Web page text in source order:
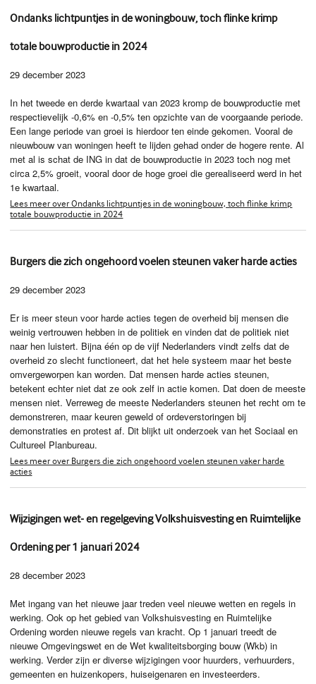
Ondanks lichtpuntjes in de woningbouw, toch flinke krimp
totale bouwproductie in 2024
29 december 2023
In het tweede en derde kwartaal van 2023 kromp de bouwproductie met
respectievelijk -0,6% en -0,5% ten opzichte van de voorgaande periode.
Een lange periode van groei is hierdoor ten einde gekomen. Vooral de
nieuwbouw van woningen heeft te lijden gehad onder de hogere rente. Al
met al is schat de ING in dat de bouwproductie in 2023 toch nog met
circa 2,5% groeit, vooral door de hoge groei die gerealiseerd werd in het
1e kwartaal.
Lees meer over Ondanks lichtpuntjes in de woningbouw, toch flinke krimp
totale bouwproductie in 2024
Burgers die zich ongehoord voelen steunen vaker harde acties
29 december 2023
Er is meer steun voor harde acties tegen de overheid bij mensen die
weinig vertrouwen hebben in de politiek en vinden dat de politiek niet
naar hen luistert. Bijna één op de vijf Nederlanders vindt zelfs dat de
overheid zo slecht functioneert, dat het hele systeem maar het beste
omvergeworpen kan worden. Dat mensen harde acties steunen,
betekent echter niet dat ze ook zelf in actie komen. Dat doen de meeste
mensen niet. Verreweg de meeste Nederlanders steunen het recht om te
demonstreren, maar keuren geweld of ordeverstoringen bij
demonstraties en protest af. Dit blijkt uit onderzoek van het Sociaal en
Cultureel Planbureau.
Lees meer over Burgers die zich ongehoord voelen steunen vaker harde
acties
Wijzigingen wet- en regelgeving Volkshuisvesting en Ruimtelijke
Ordening per 1 januari 2024
28 december 2023
Met ingang van het nieuwe jaar treden veel nieuwe wetten en regels in
werking. Ook op het gebied van Volkshuisvesting en Ruimtelijke
Ordening worden nieuwe regels van kracht. Op 1 januari treedt de
nieuwe Omgevingswet en de Wet kwaliteitsborging bouw (Wkb) in
werking. Verder zijn er diverse wijzigingen voor huurders, verhuurders,
gemeenten en huizenkopers, huiseigenaren en investeerders.